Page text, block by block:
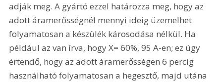
adják meg. A gyártó ezzel határozza meg, hogy az
adott áramerősségnél mennyi ideig üzemelhet
folyamatosan a készülék károsodása nélkül. Ha
például az van írva, hogy X= 60%, 95 A-en; ez úgy
értendő, hogy az adott áramerősségen 6 percig
használható folyamatosan a hegesztő, majd utána